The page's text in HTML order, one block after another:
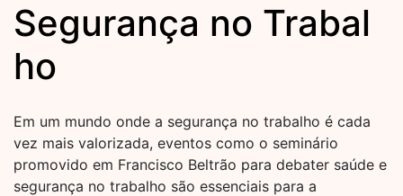
Segurança no Trabal
ho
Em um mundo onde a segurança no trabalho é cada
vez mais valorizada, eventos como o seminário
promovido em Francisco Beltrão para debater saúde e
segurança no trabalho são essenciais para a